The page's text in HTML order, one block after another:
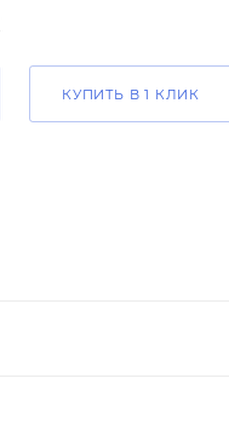
КУПИТЬ В 1 КЛИК